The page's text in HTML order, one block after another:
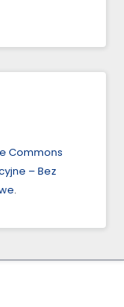
Commons
– Bez
.